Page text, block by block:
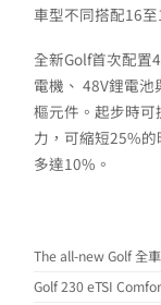
車型不同搭配16至
全新Golf首次配置
電機、 48V鋰電池
樞元件。起步時
力，可縮短25%
多達10%。
The all-new Golf 全
Golf 230 eTSI